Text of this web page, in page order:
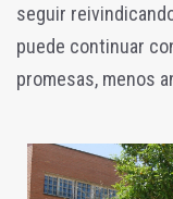
seguir
puede continuar
promesas, menos